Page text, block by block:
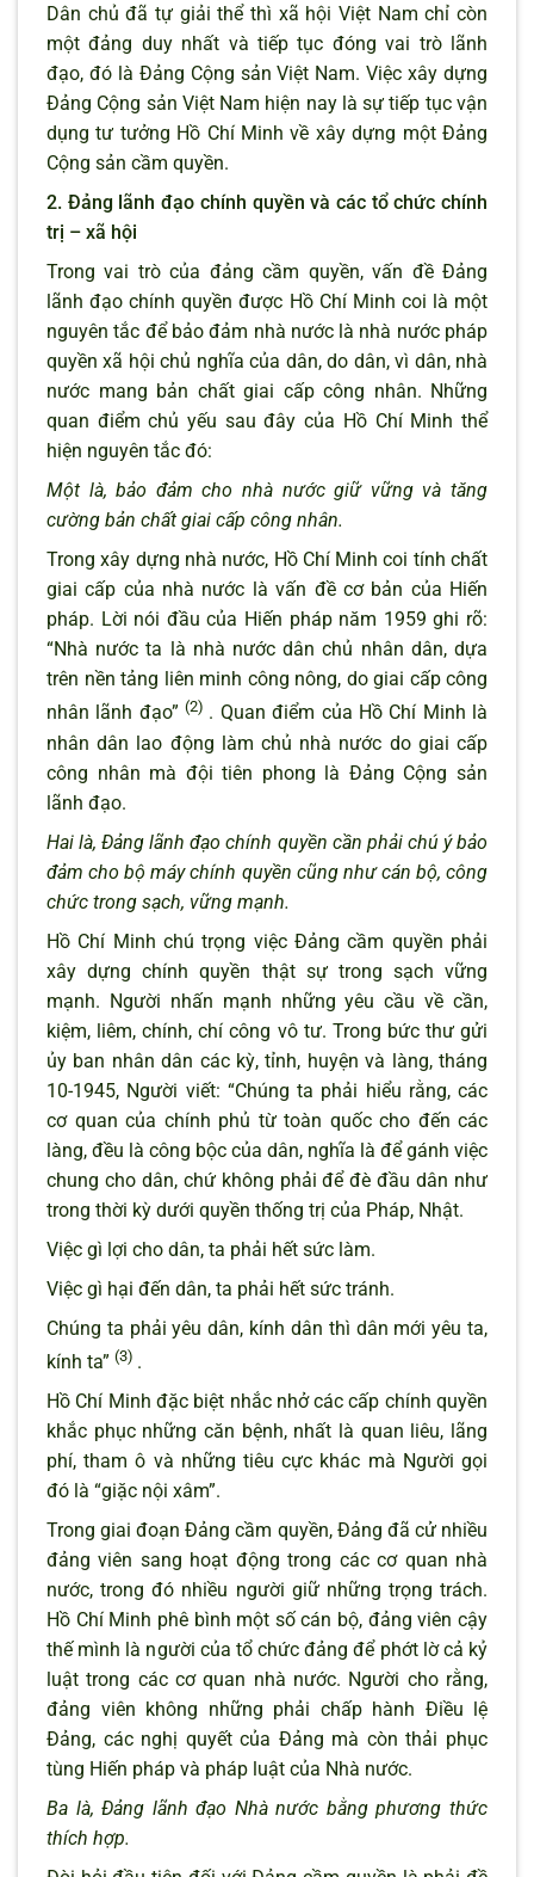
Dân chủ đã tự giải thể thì xã hội Việt Nam chỉ còn
một đảng duy nhất và tiếp tục đóng vai trò lãnh
đạo, đó là Đảng Cộng sản Việt Nam. Việc xây dựng
Đảng Cộng sản Việt Nam hiện nay là sự tiếp tục vận
dụng tư tưởng Hồ Chí Minh về xây dựng một Đảng
Cộng sản cầm quyền.
2. Đảng lãnh đạo chính quyền và các tổ chức chính
trị – xã hội
Trong vai trò của đảng cầm quyền, vấn đề Đảng
lãnh đạo chính quyền được Hồ Chí Minh coi là một
nguyên tắc để bảo đảm nhà nước là nhà nước pháp
quyền xã hội chủ nghĩa của dân, do dân, vì dân, nhà
nước mang bản chất giai cấp công nhân. Những
quan điểm chủ yếu sau đây của Hồ Chí Minh thể
hiện nguyên tắc đó:
Một là, bảo đảm cho nhà nước giữ vững và tăng
cường bản chất giai cấp công nhân.
Trong xây dựng nhà nước, Hồ Chí Minh coi tính chất
giai cấp của nhà nước là vấn đề cơ bản của Hiến
pháp. Lời nói đầu của Hiến pháp năm 1959 ghi rõ:
“Nhà nước ta là nhà nước dân chủ nhân dân, dựa
trên nền tảng liên minh công nông, do giai cấp công
nhân lãnh đạo”(2) . Quan điểm của Hồ Chí Minh là
nhân dân lao động làm chủ nhà nước do giai cấp
công nhân mà đội tiên phong là Đảng Cộng sản
lãnh đạo.
Hai là, Đảng lãnh đạo chính quyền cần phải chú ý bảo
đảm cho bộ máy chính quyền cũng như cán bộ, công
chức trong sạch, vững mạnh.
Hồ Chí Minh chú trọng việc Đảng cầm quyền phải
xây dựng chính quyền thật sự trong sạch vững
mạnh. Người nhấn mạnh những yêu cầu về cần,
kiệm, liêm, chính, chí công vô tư. Trong bức thư gửi
ủy ban nhân dân các kỳ, tỉnh, huyện và làng, tháng
10-1945, Người viết: “Chúng ta phải hiểu rằng, các
cơ quan của chính phủ từ toàn quốc cho đến các
làng, đều là công bộc của dân, nghĩa là để gánh việc
chung cho dân, chứ không phải để đè đầu dân như
trong thời kỳ dưới quyền thống trị của Pháp, Nhật.
Việc gì lợi cho dân, ta phải hết sức làm.
Việc gì hại đến dân, ta phải hết sức tránh.
Chúng ta phải yêu dân, kính dân thì dân mới yêu ta,
kính ta” (3) .
Hồ Chí Minh đặc biệt nhắc nhở các cấp chính quyền
khắc phục những căn bệnh, nhất là quan liêu, lãng
phí, tham ô và những tiêu cực khác mà Người gọi
đó là “giặc nội xâm”.
Trong giai đoạn Đảng cầm quyền, Đảng đã cử nhiều
đảng viên sang hoạt động trong các cơ quan nhà
nước, trong đó nhiều người giữ những trọng trách.
Hồ Chí Minh phê bình một số cán bộ, đảng viên cậy
thế mình là người của tổ chức đảng để phớt lờ cả kỷ
luật trong các cơ quan nhà nước. Người cho rằng,
đảng viên không những phải chấp hành Điều lệ
Đảng, các nghị quyết của Đảng mà còn thải phục
tùng Hiến pháp và pháp luật của Nhà nước.
Ba là, Đảng lãnh đạo Nhà nước bằng phương thức
thích hợp.